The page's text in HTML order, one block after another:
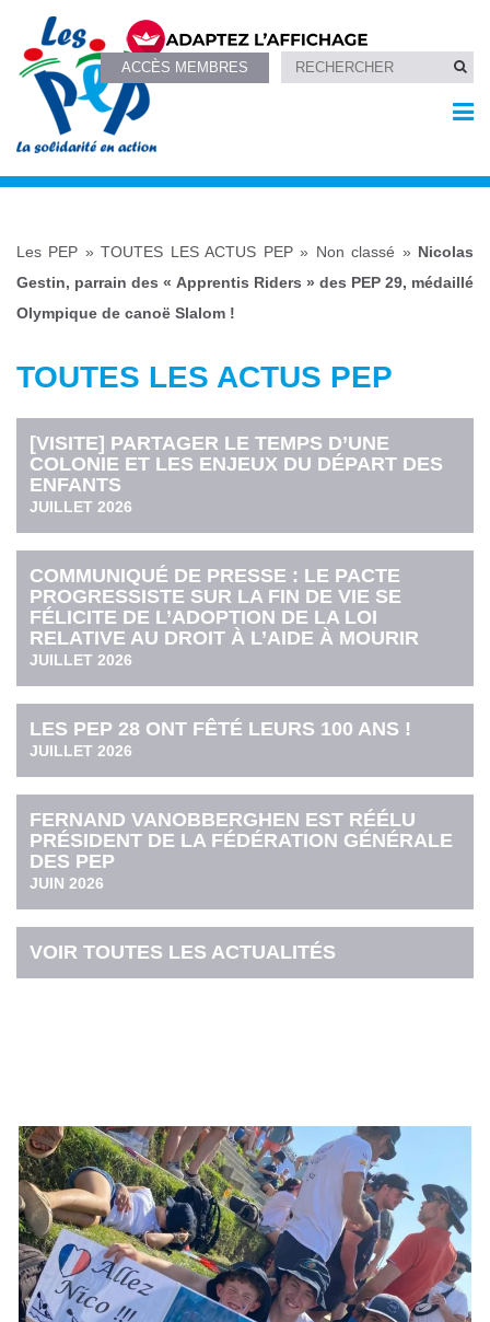
ACCÈS MEMBRES
Les PEP »TOUTES LES ACTUS PEP» Non classé » Nicolas
Gestin, parrain des « Apprentis Riders » des PEP 29, médaillé
Olympique de canoë Slalom !
TOUTES LES ACTUS PEP
[VISITE] PARTAGER LE TEMPS D’UNE
COLONIE ET LES ENJEUX DU DÉPART DES
ENFANTS
JUILLET 2026
COMMUNIQUÉ DE PRESSE : LE PACTE
PROGRESSISTE SUR LA FIN DE VIE SE
FÉLICITE DE L’ADOPTION DE LA LOI
RELATIVE AU DROIT À L’AIDE À MOURIR
JUILLET 2026
LES PEP 28 ONT FÊTÉ LEURS 100 ANS !
JUILLET 2026
FERNAND VANOBBERGHEN EST RÉÉLU
PRÉSIDENT DE LA FÉDÉRATION GÉNÉRALE
DES PEP
JUIN 2026
VOIR TOUTES LES ACTUALITÉS